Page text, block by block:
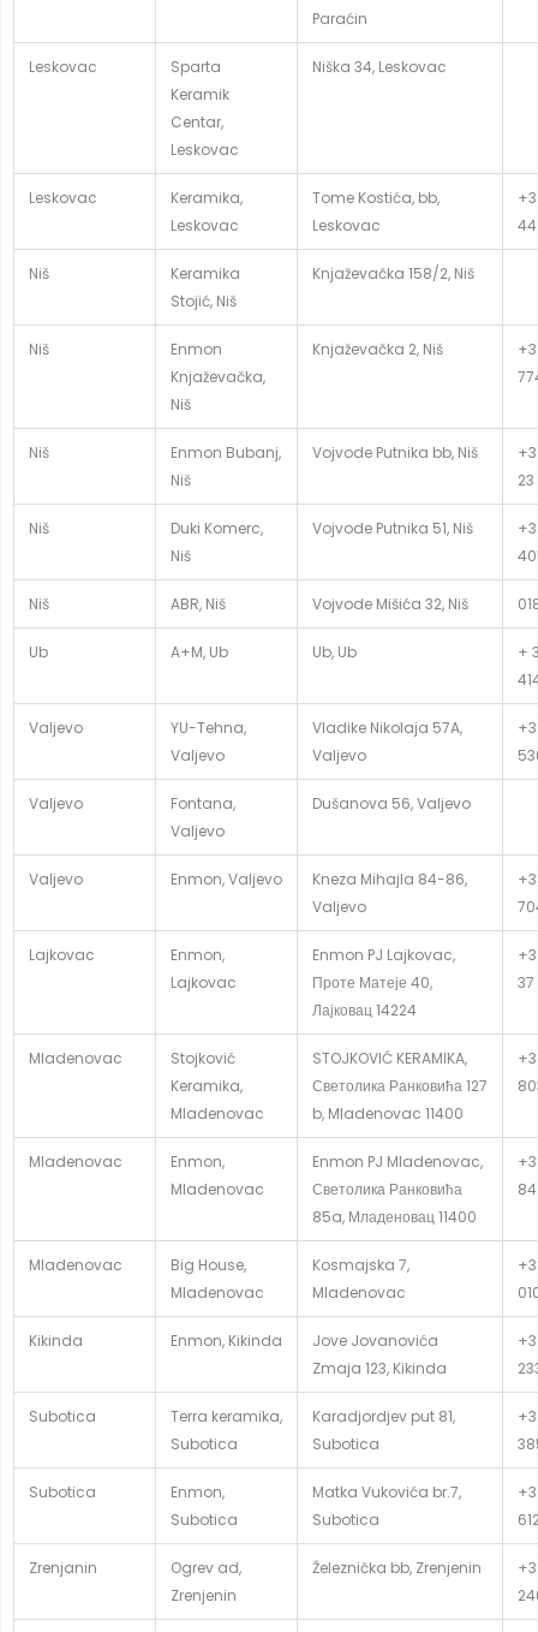
Paraćin
Leskovac
Sparta
Keramik
Centar,
Leskovac
Niška 34, Leskovac
Leskovac
Keramika,
Leskovac
Tome Kostića, bb,
Leskovac
Niš
Keramika
Stojić, Niš
Knjaževačka 158/2, Niš
Niš
Enmon
Knjaževačka,
Niš
Knjaževačka 2, Niš
Niš
Enmon Bubanj,
Niš
Vojvode Putnika bb, Niš
Niš
Duki Komerc,
Niš
Vojvode Putnika 51, Niš
Niš ABR, Niš Vojvode Mišića 32, Niš
Ub A+M, Ub Ub, Ub
+
Valjevo
YU-Tehna,
Valjevo
Vladike Nikolaja 57A,
Valjevo
Valjevo
Fontana,
Valjevo
Dušanova 56, Valjevo
Valjevo Enmon, Valjevo
Kneza Mihajla 84-86,
Valjevo
Lajkovac
Enmon,
Lajkovac
Enmon PJ Lajkovac,
Проте Матеје 40,
Лајковац 14224
37
Mladenovac
Stojković
Keramika,
Mladenovac
STOJKOVIĆ KERAMIKA,
Светолика Ранковића 127
b, Mladenovac 11400
Mladenovac
Enmon,
Mladenovac
Enmon PJ Mladenovac,
Светолика Ранковића
85a, Младеновац 11400
84
Mladenovac
Big House,
Mladenovac
Kosmajska 7,
Mladenovac
Kikinda Enmon, Kikinda
Jove Jovanovića
Zmaja 123, Kikinda
Subotica
Terra keramika,
Subotica
Karadjordjev put 81,
Subotica
Subotica
Enmon,
Subotica
Matka Vukovića br.7,
Subotica
Zrenjanin
Ogrev ad,
Zrenjenin
Železnička bb, Zrenjenin